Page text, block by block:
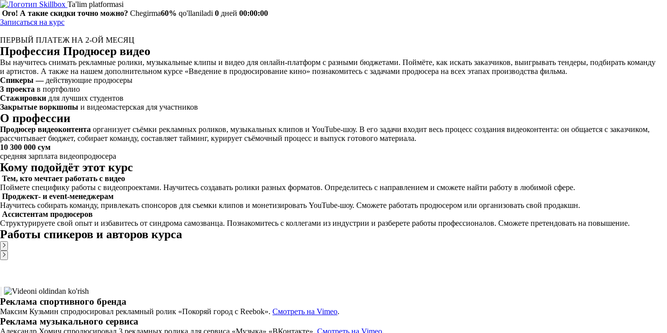
Ta'lim platformasi
Ого! А такие скидки точно можно? Chegirma60% qo'llaniladi 0 дней 00:00:00
Записаться на курс
ПЕРВЫЙ ПЛАТЕЖ НА 2-ОЙ МЕСЯЦ
Профессия Продюсер видео
Вы научитесь снимать рекламные ролики, музыкальные клипы и видео для онлайн-платформ с разными бюджетами. Поймёте, как искать заказчиков, выигрывать тендеры, подбирать команду
и артистов. А также на нашем дополнительном курсе «Введение в продюсирование кино» познакомитесь с задачами продюсера на всех этапах производства фильма.
Спикеры — действующие продюсеры
3 проекта в портфолио
Стажировки для лучших студентов
Закрытые воркшопы и видеомастерская для участников
О профессии
Продюсер видеоконтента организует съёмки рекламных роликов, музыкальных клипов и YouTube-шоу. В его задачи входит весь процесс создания видеоконтента: он общается с заказчиком,
рассчитывает бюджет, собирает команду, составляет тайминг, курирует съёмочный процесс и выпуск готового материала.
10 300 000 сум
средняя зарплата видеопродюсера
Кому подойдёт этот курс
Тем, кто мечтает работать с видео
Поймете специфику работы с видеопроектами. Научитесь создавать ролики разных форматов. Определитесь с направлением и сможете найти работу в любимой сфере.
Проджект- и event-менеджерам
Научитесь собирать команду, привлекать спонсоров для съемки клипов и монетизировать YouTube-шоу. Сможете работать продюсером или организовать свой продакшн.
Ассистентам продюсеров
Структурируете свой опыт и избавитесь от синдрома самозванца. Познакомитесь с коллегами из индустрии и разберете работы профессионалов. Сможете претендовать на повышение.
Работы спикеров и авторов курса
Реклама спортивного бренда
Максим Кузьмин спродюсировал рекламный ролик «Покоряй город c Reebok». Смотреть на Vimeo.
Реклама музыкального сервиса
Александр Хомич спродюсировал 3 рекламных ролика для сервиса «Музыка» «ВКонтакте». Смотреть на Vimeo.